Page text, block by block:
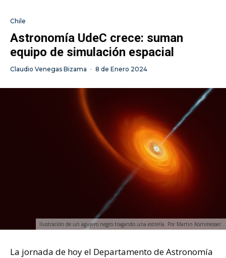
Chile
Astronomía UdeC crece: suman
equipo de simulación espacial
Claudio Venegas Bizama · 8 de Enero 2024
Ilustración de un agujero negro tragando una estrella. Por Martin Kornmesser.
La jornada de hoy el Departamento de Astronomía